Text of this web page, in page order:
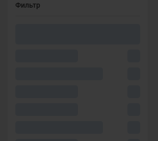
Фильтр